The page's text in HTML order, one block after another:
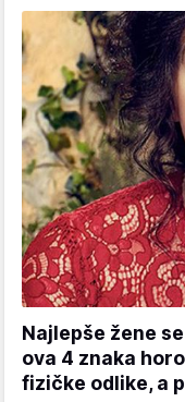
Najlepše žene
ova 4 znaka
fizičke odlike, a